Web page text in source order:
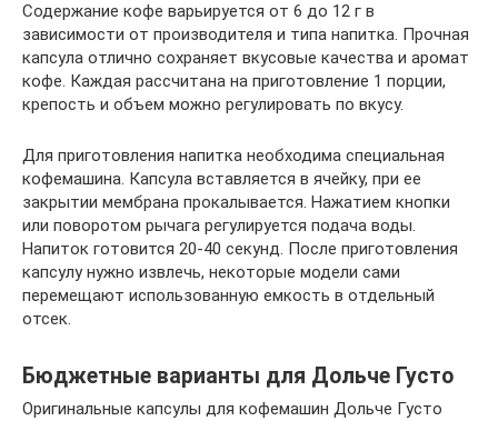
Содержание кофе варьируется от 6 до 12 г в
зависимости от производителя и типа напитка. Прочная
капсула отлично сохраняет вкусовые качества и аромат
кофе. Каждая рассчитана на приготовление 1 порции,
крепость и объем можно регулировать по вкусу.
Для приготовления напитка необходима специальная
кофемашина. Капсула вставляется в ячейку, при ее
закрытии мембрана прокалывается. Нажатием кнопки
или поворотом рычага регулируется подача воды.
Напиток готовится 20-40 секунд. После приготовления
капсулу нужно извлечь, некоторые модели сами
перемещают использованную емкость в отдельный
отсек.
Бюджетные варианты для Дольче Густо
Оригинальные капсулы для кофемашин Дольче Густо